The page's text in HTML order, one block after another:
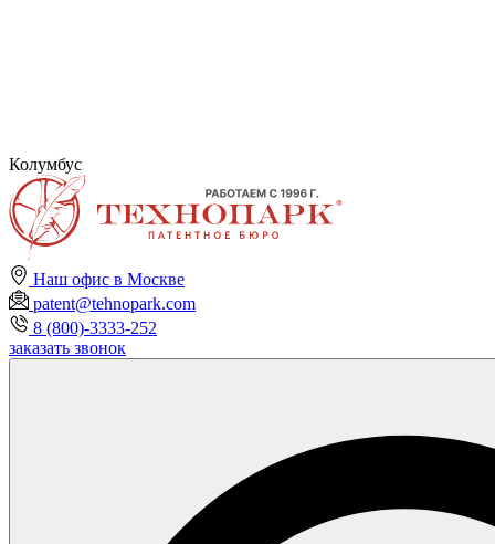
Колумбус
Наш офис в Москве
patent@tehnopark.com
8 (800)-3333-252
заказать звонок